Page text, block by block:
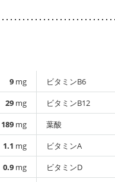
9 mg
29 mg
189 mg
1.1 mg
0.9 mg
ビタミンB6
ビタミンB12
葉酸
ビタミンA
ビタミンD